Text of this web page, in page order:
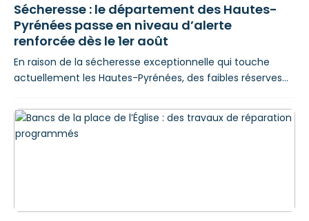
Sécheresse : le département des Hautes-
Pyrénées passe en niveau d’alerte
renforcée dès le 1er août
En raison de la sécheresse exceptionnelle qui touche
actuellement les Hautes-Pyrénées, des faibles réserves
attendues dans les prochains jours, le préfet a placé
l'ensemble du département en situation d'alerte
renforcée. Afin de préserver la ressource en eau et de